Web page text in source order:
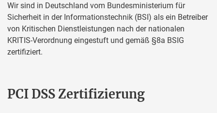
Wir sind in Deutschland vom Bundesministerium für
Sicherheit in der Informationstechnik (BSI) als ein Betreiber
von Kritischen Dienstleistungen nach der nationalen
KRITIS-Verordnung eingestuft und gemäß §8a BSIG
zertifiziert.
PCI DSS Zertifizierung